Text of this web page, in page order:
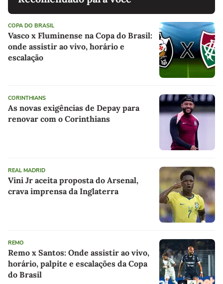
COPA DO BRASIL
Vasco x Fluminense na Copa do Brasil:
onde assistir ao vivo, horário e
escalação
CORINTHIANS
As novas exigências de Depay para
renovar com o Corinthians
REAL MADRID
Vini Jr aceita proposta do Arsenal,
crava imprensa da Inglaterra
REMO
Remo x Santos: Onde assistir ao vivo,
horário, palpite e escalações da Copa
do Brasil